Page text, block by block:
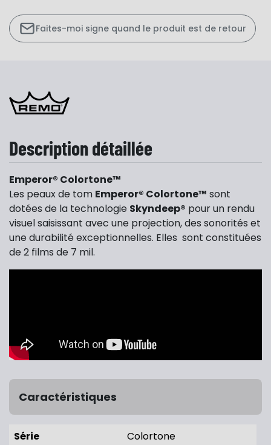
Faites-moi signe quand le produit est de retour
Description détaillée
Emperor® Colortone™
Les peaux de tom Emperor® Colortone™ sont
dotées de la technologie Skyndeep® pour un rendu
visuel saisissant avec une projection, des sonorités et
une durabilité exceptionnelles. Elles sont constituées
de 2 films de 7 mil.
Caractéristiques
Série
Colortone